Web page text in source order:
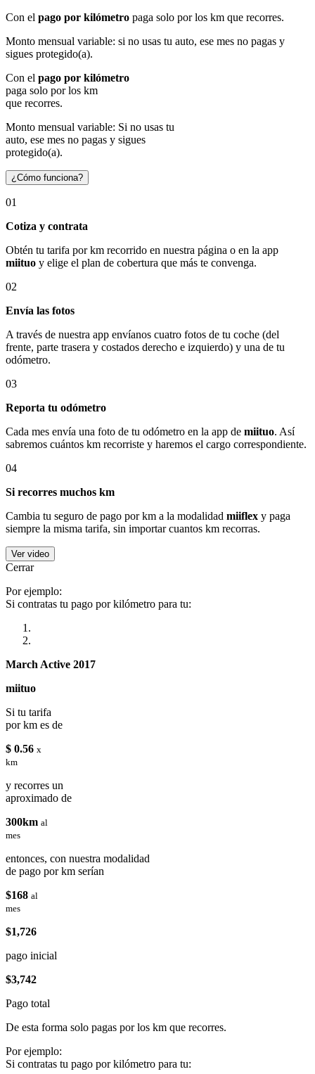
Con el pago por kilómetro paga solo por los km que recorres.
Monto mensual variable: si no usas tu auto, ese mes no pagas y
sigues protegido(a).
Con el pago por kilómetro
paga solo por los km
que recorres.
Monto mensual variable: Si no usas tu
auto, ese mes no pagas y sigues
protegido(a).
¿Cómo funciona?
01
Cotiza y contrata
Obtén tu tarifa por km recorrido en nuestra página o en la app
miituo y elige el plan de cobertura que más te convenga.
02
Envía las fotos
A través de nuestra app envíanos cuatro fotos de tu coche (del
frente, parte trasera y costados derecho e izquierdo) y una de tu
odómetro.
03
Reporta tu odómetro
Cada mes envía una foto de tu odómetro en la app de miituo. Así
sabremos cuántos km recorriste y haremos el cargo correspondiente.
04
Si recorres muchos km
Cambia tu seguro de pago por km a la modalidad miiflex y paga
siempre la misma tarifa, sin importar cuantos km recorras.
Ver video
Cerrar
Por ejemplo:
Si contratas tu pago por kilómetro para tu:
March Active 2017
miituo
Si tu tarifa
por km es de
$ 0.56 x
km
y recorres un
aproximado de
300km al
mes
entonces, con nuestra modalidad
de pago por km serían
$168 al
mes
$1,726
pago inicial
$3,742
Pago total
De esta forma solo pagas por los km que recorres.
Por ejemplo:
Si contratas tu pago por kilómetro para tu: